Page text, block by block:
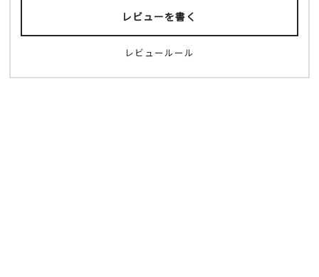
レビューを書く
レビュールール